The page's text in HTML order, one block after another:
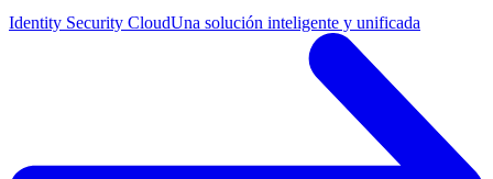
Identity Security CloudUna solución inteligente y unificada